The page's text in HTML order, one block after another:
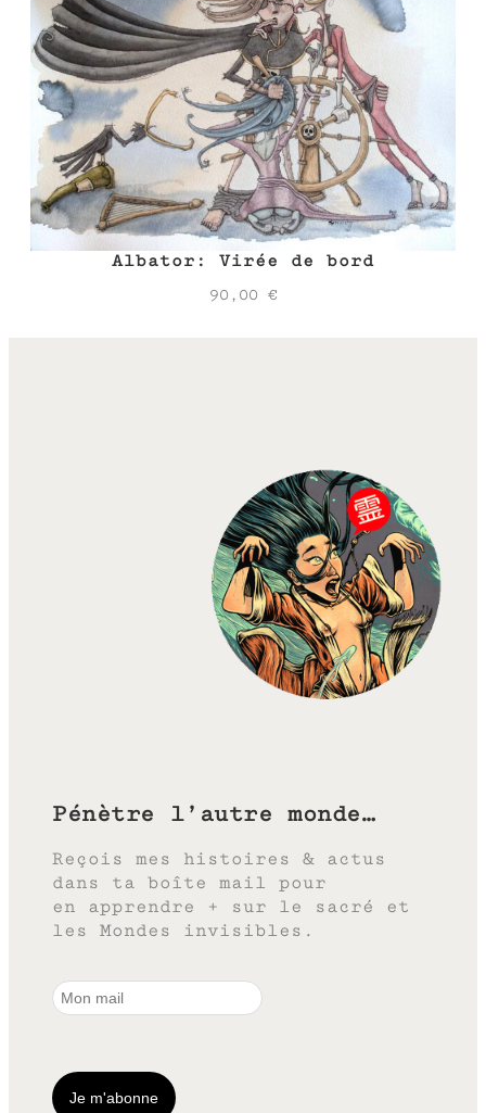
Albator: Virée de bord
90,00 €
Pénètre l’autre monde…
Reçois mes histoires & actus
dans ta boîte mail pour
en apprendre + sur le sacré et
les Mondes invisibles.